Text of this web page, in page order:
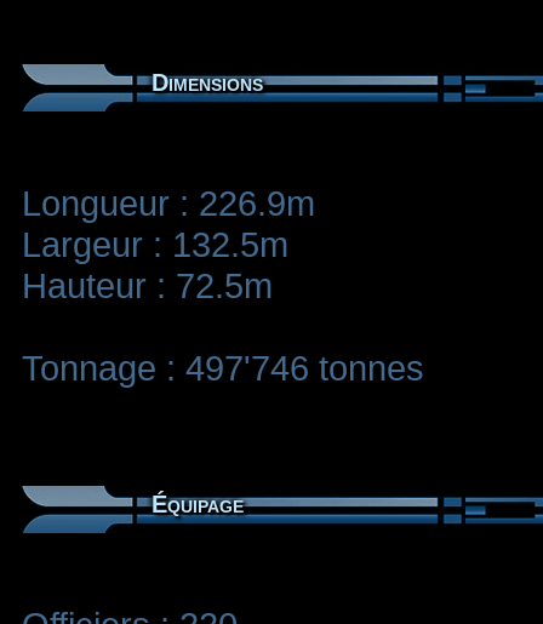
Dimensions
Longueur : 226.9m
Largeur : 132.5m
Hauteur : 72.5m
Tonnage : 497'746 tonnes
Équipage